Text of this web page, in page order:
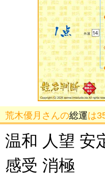
荒木優月さんの総運は
温和 人望 安
感受 消極